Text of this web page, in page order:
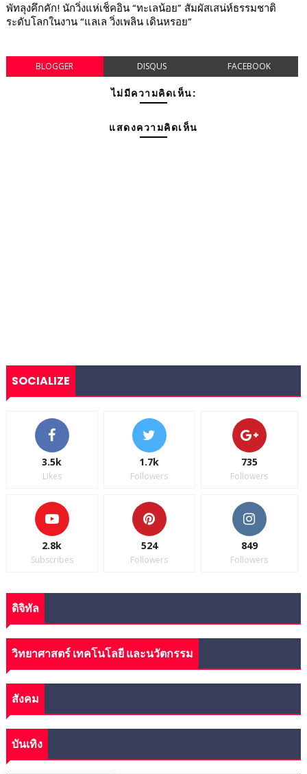
พัทลุงคึกคัก! นักวิ่งแห่เช็คอิน “ทะเลน้อย” สัมผัสเสน่ห์ธรรมชาติ
ระดับโลกในงาน “แลเล วิ่งเพลิน เดินหรอย”
BLOGGER DISQUS FACEBOOK
ไม่มีความคิดเห็น:
แสดงความคิดเห็น
SOCIALIZE
3.5k
Likes
1.7k
Followers
735
Followers
2.8k
Subscribes
524
Followers
849
Followers
ดิจิทัล
วิทยาศาสตร์ เทคโนโลยี และนวัตกรรม
สังคม
บันเทิง